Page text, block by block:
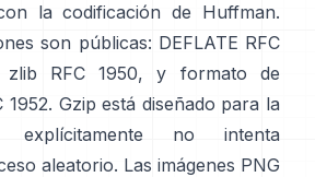
la codificación de Huffman.
son públicas: DEFLATE RFC
RFC 1950, y formato de
1952. Gzip está diseñado para la
no intenta
aleatorio. Las imágenes PNG